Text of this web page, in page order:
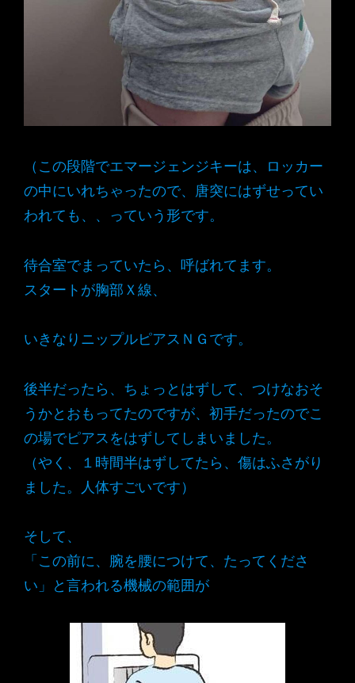
（この段階でエマージェンジキーは、ロッカー
の中にいれちゃったので、唐突にはずせってい
われても、、っていう形です。
待合室でまっていたら、呼ばれてます。
スタートが胸部Ｘ線、
いきなりニップルピアスＮＧです。
後半だったら、ちょっとはずして、つけなおそ
うかとおもってたのですが、初手だったのでこ
の場でピアスをはずしてしまいました。
（やく、１時間半はずしてたら、傷はふさがり
ました。人体すごいです）
そして、
「この前に、腕を腰につけて、たってくださ
い」と言われる機械の範囲が